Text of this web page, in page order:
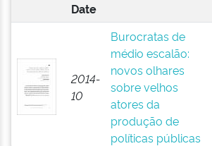
Date
2014-
10
Burocratas de
médio escalão:
novos olhares
sobre velhos
atores da
produção de
políticas públicas